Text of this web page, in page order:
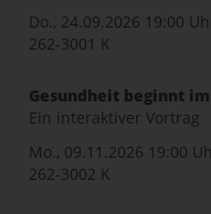
Do., 24.09.2026 19:00
262-3001 K
Gesundheit beginnt
Ein interaktiver Vortrag
Mo., 09.11.2026 19:00
262-3002 K